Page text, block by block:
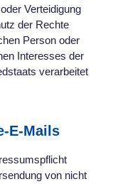
Verteidigung
der Rechte
Person oder
Interesses der
verarbeitet
E-Mails
von nicht